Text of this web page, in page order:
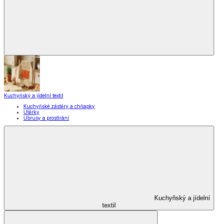
Kuchyňský a jídelní textil
Kuchyňské zástěry a chňapky
Utěrky
Ubrusy a prostírání
Kuchyňský a jídelní
textil